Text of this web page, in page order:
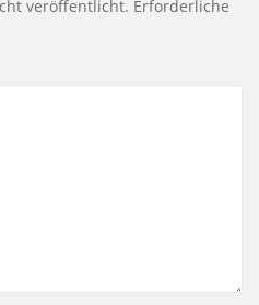
veröffentlicht. Erforderliche